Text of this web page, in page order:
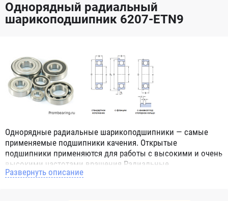
Однорядный радиальный
шарикоподшипник 6207-ETN9
Однорядные радиальные шарикоподшипники — самые
применяемые подшипники качения. Открытые
подшипники применяются для работы с высокими и очень
высокими частотами вращения.Радиальные
шарикоподшипники обозначением 2Z ZZ с обеих сторон
Развернуть описание